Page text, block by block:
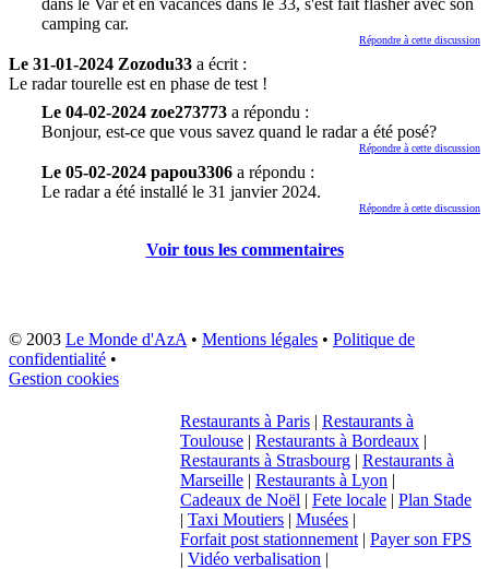
camping car.
Répondre à cette discussion
Le 31-01-2024 Zozodu33 a écrit :
Le radar tourelle est en phase de test !
Le 04-02-2024 zoe273773 a répondu :
Bonjour, est-ce que vous savez quand le radar a été posé?
Répondre à cette discussion
Le 05-02-2024 papou3306 a répondu :
Le radar a été installé le 31 janvier 2024.
Répondre à cette discussion
Voir tous les commentaires
© 2003 Le Monde d'AzA • Mentions légales • Politique de
confidentialité •
Gestion cookies
Restaurants à Paris | Restaurants à
Toulouse | Restaurants à Bordeaux |
Restaurants à Strasbourg | Restaurants à
Marseille | Restaurants à Lyon |
Cadeaux de Noël | Fete locale | Plan Stade
| Taxi Moutiers | Musées |
Forfait post stationnement | Payer son FPS
| Vidéo verbalisation |